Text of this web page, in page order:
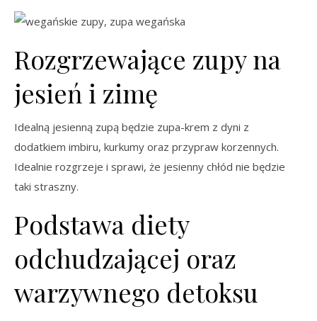
Rozgrzewające zupy na
jesień i zimę
Idealną jesienną zupą będzie zupa-krem z dyni z
dodatkiem imbiru, kurkumy oraz przypraw korzennych.
Idealnie rozgrzeje i sprawi, że jesienny chłód nie będzie
taki straszny.
Podstawa diety
odchudzającej oraz
warzywnego detoksu